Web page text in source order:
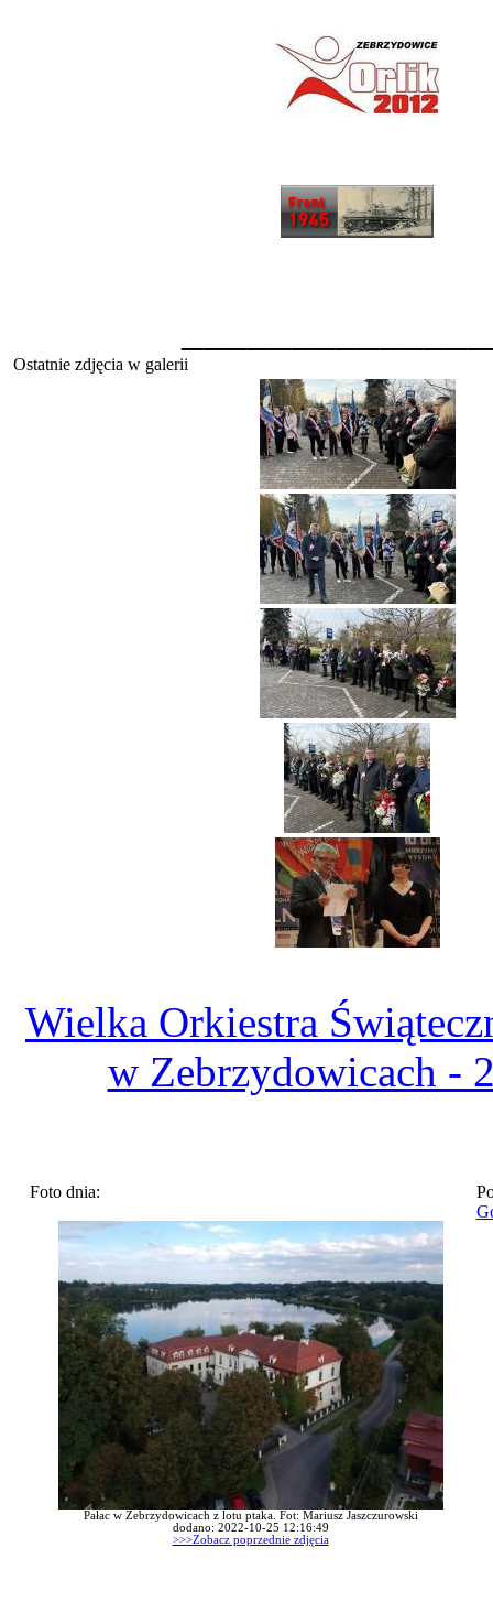
Ostatnie zdjęcia w galerii
Wielka Orkiestra
w Zebrzydowicach -
Foto dnia:
Pałac w Zebrzydowicach z lotu ptaka. Fot: Mariusz Jaszczurowski
dodano: 2022-10-25 12:16:49
>>>Zobacz poprzednie zdjęcia